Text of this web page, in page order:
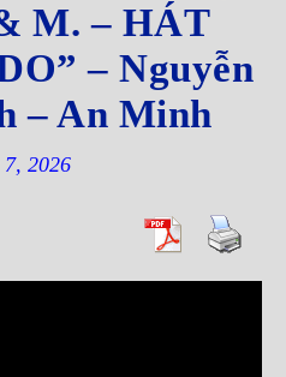
M. – HÁT
– Nguyễn
– An Minh
2026